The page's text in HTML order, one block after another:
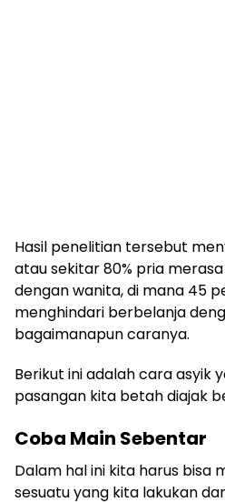
Hasil penelitian tersebut
atau sekitar 80% pria
dengan wanita, di mana 45
menghindari berbelanja
bagaimanapun caranya.
Berikut ini adalah cara asyik
pasangan kita betah diajak
Coba Main Sebentar
Dalam hal ini kita harus bisa
sesuatu yang kita lakukan